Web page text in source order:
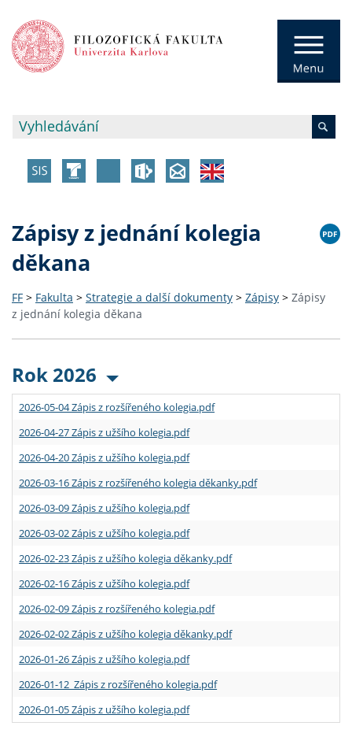
Zápisy z jednání kolegia
děkana
FF > Fakulta > Strategie a další dokumenty > Zápisy > Zápisy
z jednání kolegia děkana
Rok 2026
2026-05-04 Zápis z rozšířeného kolegia.pdf
2026-04-27 Zápis z užšího kolegia.pdf
2026-04-20 Zápis z užšího kolegia.pdf
2026-03-16 Zápis z rozšířeného kolegia děkanky.pdf
2026-03-09 Zápis z užšího kolegia.pdf
2026-03-02 Zápis z užšího kolegia.pdf
2026-02-23 Zápis z užšího kolegia děkanky.pdf
2026-02-16 Zápis z užšího kolegia.pdf
2026-02-09 Zápis z rozšířeného kolegia.pdf
2026-02-02 Zápis z užšího kolegia děkanky.pdf
2026-01-26 Zápis z užšího kolegia.pdf
2026-01-12 Zápis z rozšířeného kolegia.pdf
2026-01-05 Zápis z užšího kolegia.pdf